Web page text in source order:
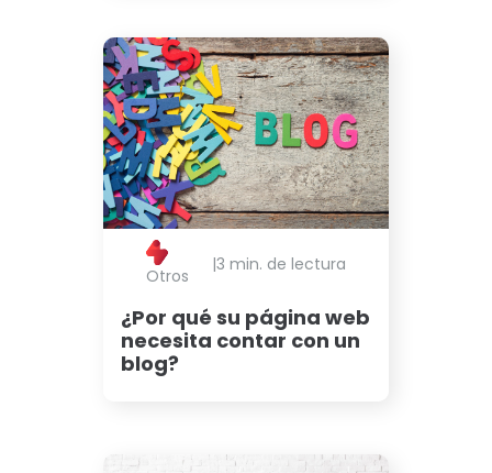
Otros
|3 min. de lectura
¿Por qué su página web
necesita contar con un
blog?